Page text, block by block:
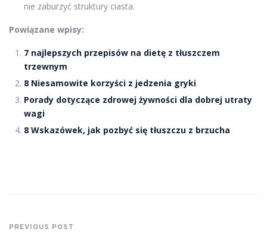
nie zaburzyć struktury ciasta.
Powiązane wpisy:
7 najlepszych przepisów na dietę z tłuszczem
trzewnym
8 Niesamowite korzyści z jedzenia gryki
Porady dotyczące zdrowej żywności dla dobrej utraty
wagi
8 Wskazówek, jak pozbyć się tłuszczu z brzucha
PREVIOUS POST